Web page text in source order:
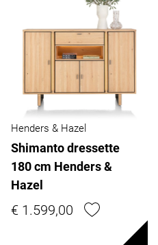
Henders & Hazel
Shimanto dressette
180 cm Henders &
Hazel
€ 1.599,00